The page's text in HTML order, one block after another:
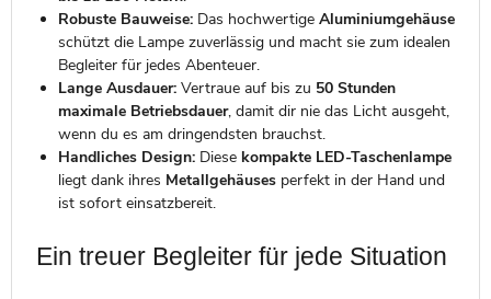
Robuste Bauweise:Das hochwertige Aluminiumgehäuse
schützt die Lampe zuverlässig und macht sie zum idealen
Begleiter für jedes Abenteuer.
Lange Ausdauer:Vertraue auf bis zu 50 Stunden
maximale Betriebsdauer, damit dir nie das Licht ausgeht,
wenn du es am dringendsten brauchst.
Handliches Design:Diese kompakte LED-Taschenlampe
liegt dank ihres Metallgehäusesperfekt in der Hand und
ist sofort einsatzbereit.
Ein treuer Begleiter für jede Situation